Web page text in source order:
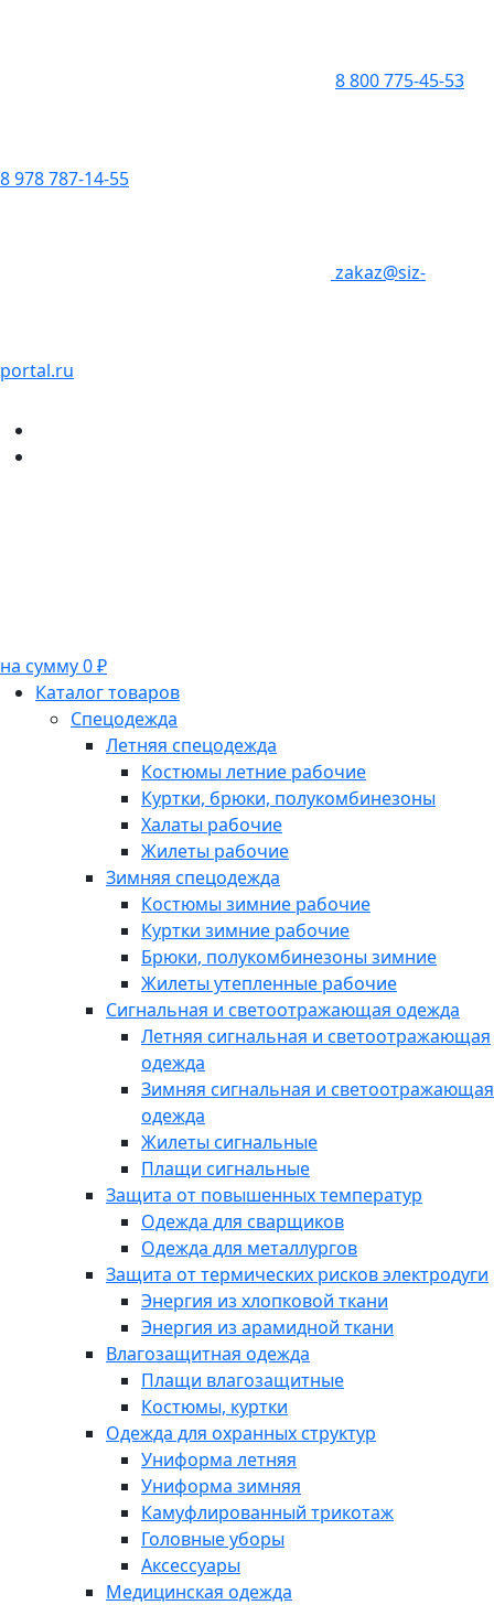
8 800 775-45-53
8 978 787-14-55
zakaz@siz-
portal.ru
на сумму 0 ₽
Каталог товаров
Спецодежда
Летняя спецодежда
Костюмы летние рабочие
Куртки, брюки, полукомбинезоны
Халаты рабочие
Жилеты рабочие
Зимняя спецодежда
Костюмы зимние рабочие
Куртки зимние рабочие
Брюки, полукомбинезоны зимние
Жилеты утепленные рабочие
Сигнальная и светоотражающая одежда
Летняя сигнальная и светоотражающая
одежда
Зимняя сигнальная и светоотражающая
одежда
Жилеты сигнальные
Плащи сигнальные
Защита от повышенных температур
Одежда для сварщиков
Одежда для металлургов
Защита от термических рисков электродуги
Энергия из хлопковой ткани
Энергия из арамидной ткани
Влагозащитная одежда
Плащи влагозащитные
Костюмы, куртки
Одежда для охранных структур
Униформа летняя
Униформа зимняя
Камуфлированный трикотаж
Головные уборы
Аксессуары
Медицинская одежда